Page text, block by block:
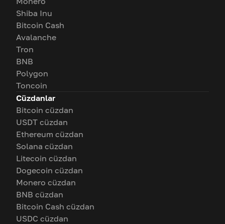
Shiba Inu
Bitcoin Cash
Avalanche
Tron
BNB
Polygon
Toncoin
Cüzdanlar
Bitcoin cüzdan
USDT cüzdan
Ethereum cüzdan
Solana cüzdan
Litecoin cüzdan
Dogecoin cüzdan
Monero cüzdan
BNB cüzdan
Bitcoin Cash cüzdan
USDC cüzdan